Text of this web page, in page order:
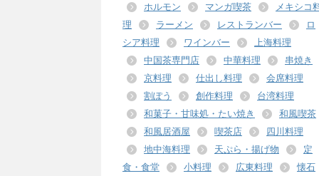
ホルモン
マンガ喫茶
メキシコ
理
ラーメン レストランバー
ロ
シア料理
ワインバー
上海料理
中国茶専門店
中華料理
串焼き
京料理
仕出し料理
会席料理
割ぽう
創作料理
台湾料理
和菓子・甘味処・たい焼き
和風喫茶
和風居酒屋
喫茶店
四川料理
地中海料理
天ぷら・揚げ物
定
食・食堂
小料理 広東料理
懐石